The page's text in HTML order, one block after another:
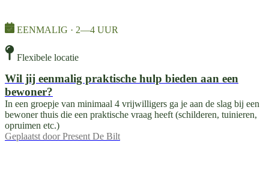
EENMALIG · 2—4 UUR
Flexibele locatie
Wil jij eenmalig praktische hulp bieden aan een
bewoner?
In een groepje van minimaal 4 vrijwilligers ga je aan de slag bij een
bewoner thuis die een praktische vraag heeft (schilderen, tuinieren,
opruimen etc.)
Geplaatst door Present De Bilt